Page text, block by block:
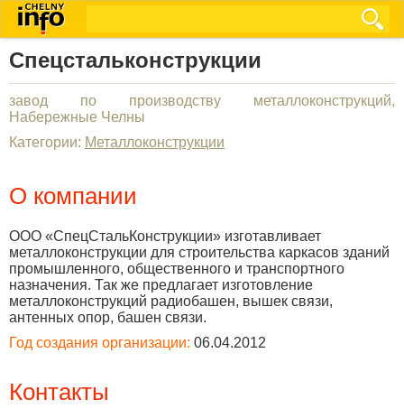
Спецстальконструкции
завод по производству металлоконструкций,
Набережные Челны
Категории: Металлоконструкции
О компании
ООО «СпецСтальКонструкции» изготавливает
металлоконструкции для строительства карка­сов зданий
промышленного, общественного и транспортно­го
назначения. Так же предлагает изготовление
металлоконструкций радиобашен, вышек связи,
антенных опор, башен связи.
Год создания организации: 06.04.2012
Контакты